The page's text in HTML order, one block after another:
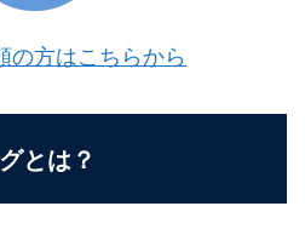
の方はこちらから
とは？